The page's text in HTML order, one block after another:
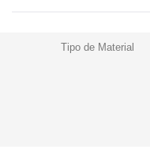
Tipo de Material